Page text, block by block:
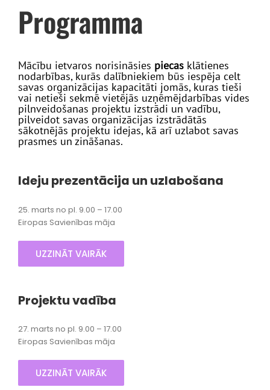
Programma
Mācību ietvaros norisināsies piecas klātienes
nodarbības, kurās dalībniekiem būs iespēja celt
savas organizācijas kapacitāti jomās, kuras tieši
vai netieši sekmē vietējās uzņēmējdarbības vides
pilnveidošanas projektu izstrādi un vadību,
pilveidot savas organizācijas izstrādātās
sākotnējās projektu idejas, kā arī uzlabot savas
prasmes un zināšanas.
Ideju prezentācija un uzlabošana
25. marts no pl. 9.00 – 17.00
Eiropas Savienības māja
UZZINĀT VAIRĀK
Projektu vadība
27. marts no pl. 9.00 – 17.00
Eiropas Savienības māja
UZZINĀT VAIRĀK